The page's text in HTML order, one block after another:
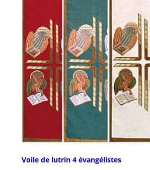
Voile de lutrin 4 évangélistes